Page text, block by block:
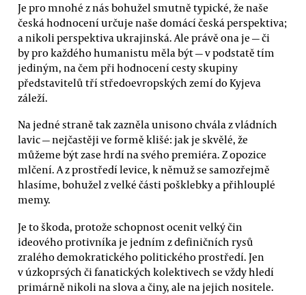
Je pro mnohé z nás bohužel smutně typické, že naše
česká hodnocení určuje naše domácí česká perspektiva;
a nikoli perspektiva ukrajinská. Ale právě ona je — či
by pro každého humanistu měla být — v podstatě tím
jediným, na čem při hodnocení cesty skupiny
představitelů tří středoevropských zemí do Kyjeva
záleží.
Na jedné straně tak zazněla unisono chvála z vládních
lavic — nejčastěji ve formě klišé: jak je skvělé, že
můžeme být zase hrdí na svého premiéra. Z opozice
mlčení. A z prostředí levice, k němuž se samozřejmě
hlasíme, bohužel z velké části pošklebky a přihlouplé
memy.
Je to škoda, protože schopnost ocenit velký čin
ideového protivníka je jedním z definičních rysů
zralého demokratického politického prostředí. Jen
v úzkoprsých či fanatických kolektivech se vždy hledí
primárně nikoli na slova a činy, ale na jejich nositele.